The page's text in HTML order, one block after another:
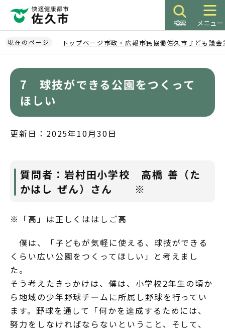
ペ
ー
ジ
検索 メニュー
現在のページ トップページ 市政・広報市民協働佐久市子ども議会
7 球技ができる公園をつくって
ほしい
更新日：2025年10月30日
質問者：岩村田小学校 高橋 善（た
かはし ぜん）さん ※
※「高」は正しくははしご高
僕は、「子どもが気軽に使える、球技ができる
くらい広い公園をつくってほしい」と考えまし
た。
そう考えたきっかけは、僕は、小学校2年生の頃か
ら地域の少年野球チームに所属し野球を行ってい
ます。野球を通して「何かを達成するためには、
努力をしなければならないということ、そして、